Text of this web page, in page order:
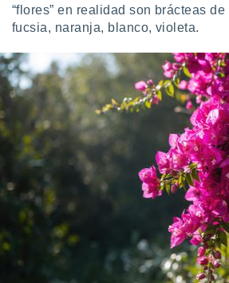
“flores” en realidad son brácteas
fucsia, naranja, blanco, violeta.